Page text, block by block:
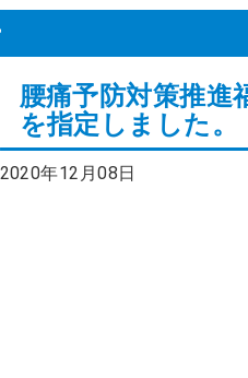
腰痛予防対策推進
を指定しました。
2020年12月08日